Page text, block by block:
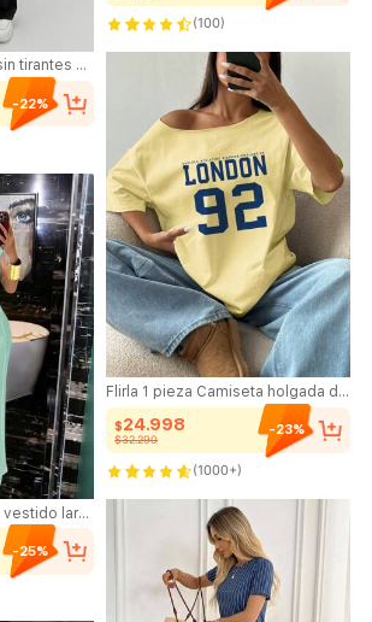
SHEIN PETITE Mono sin tirantes de unicolor simple para uso diario con falda acampanada, para mujeres de talla pequeña
-22%
Slaydiva 2026 Nuevo vestido largo de mujer de manga corta con pliegues, ajuste ceñido, color blanco, para primavera/verano. Adecuado para uso diario, fiestas, vuelta al colegio, citas, té de la tarde, vacaciones, San Valentín, brunch, atuendo de aeropuerto, casual, deportivo, invitado de boda-B
-25%
10+ vendido
Flirla 1 pieza Camiseta holgada de hombros caídos con estampa London 92 en hombro oblicuo, para mujeres
$24.998
$32.290
-23%
100+ vendido